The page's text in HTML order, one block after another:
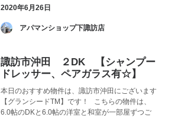
2020年6月26日
­ アパマンショップ下諏訪店
諏訪市沖田 ２DK 【シャンプー
ドレッサー、ペアガラス有☆】
本日のおすすめ物件は、諏訪市沖田にございます
【グランシードTM】です！ こちらの物件は、
6.0帖のDKと6.0帖の洋室と和室が一部屋ずつご